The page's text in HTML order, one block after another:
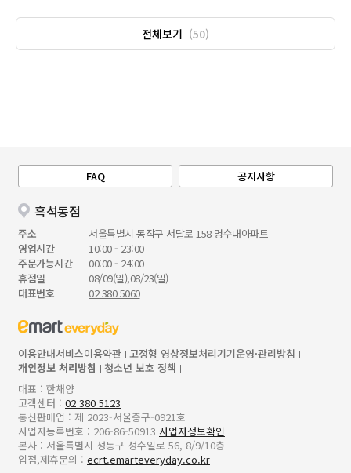
전체보기 (50)
FAQ 공지사항
흑석동점
주소
서울특별시 동작구 서달로 158 명수대아파트
영업시간
10:00 - 23:00
주문가능시간
00:00 - 24:00
휴점일
08/09(일),08/23(일)
대표번호
02 380 5060
이용안내서비스이용약관 고정형 영상정보처리기기운영·관리방침
개인정보 처리방침
청소년 보호 정책
대표 : 한채양
고객센터 : 02 380 5123
통신판매업 : 제 2023-서울중구-0921호
사업자등록번호 : 206-86-50913 사업자정보확인
본사 : 서울특별시 성동구 성수일로 56, 8/9/10층
입점,제휴문의 : ecrt.emarteveryday.co.kr